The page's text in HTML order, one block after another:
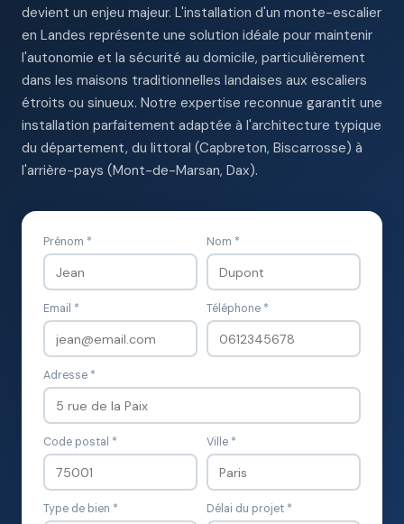
devient un enjeu majeur. L'installation d'un monte-escalier
en Landes représente une solution idéale pour maintenir
l'autonomie et la sécurité au domicile, particulièrement
dans les maisons traditionnelles landaises aux escaliers
étroits ou sinueux. Notre expertise reconnue garantit une
installation parfaitement adaptée à l'architecture typique
du département, du littoral (Capbreton, Biscarrosse) à
l'arrière-pays (Mont-de-Marsan, Dax).
Prénom * Nom *
Email * Téléphone *
Adresse *
Code postal * Ville *
Type de bien * Délai du projet *